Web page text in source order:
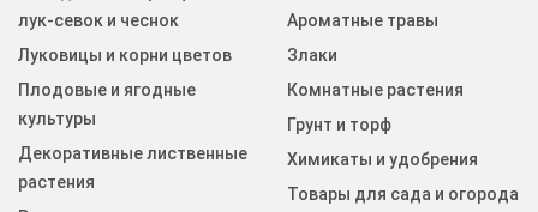
лук-севок и чеснок
Луковицы и корни цветов
Плодовые и ягодные
культуры
Декоративные лиственные
растения
Ароматные травы
Злаки
Комнатные растения
Грунт и торф
Химикаты и удобрения
Товары для сада и огорода